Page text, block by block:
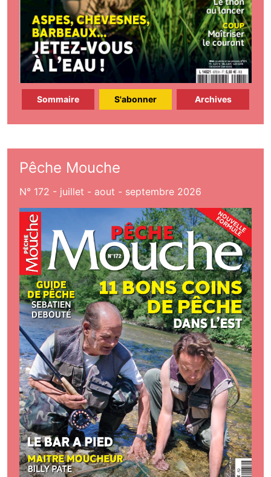
Sommaire S'abonner Archives
Pêche Mouche
N° 172 - juillet - aout - septembre 2026